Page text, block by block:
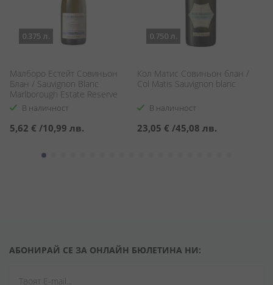
0.375 л.
Малборо Естейт Совиньон
Блан / Sauvignon Blanc
Marlborough Estate Reserve
В наличност
5,62 € /10,99 лв.
0.750 л.
Кол Матис Совиньон блан /
Col Matis Sauvignon blanc
В наличност
23,05 € /45,08 лв.
АБОНИРАЙ СЕ ЗА ОНЛАЙН БЮЛЕТИНА НИ: